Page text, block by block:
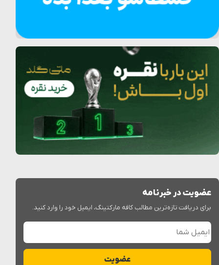
عضویت در خبرنامه
برای دریافت تازه‌ترین مطالب کافه مارکتینگ، ایمیل خود را وارد کنید.
ایمیل شما
عضویت